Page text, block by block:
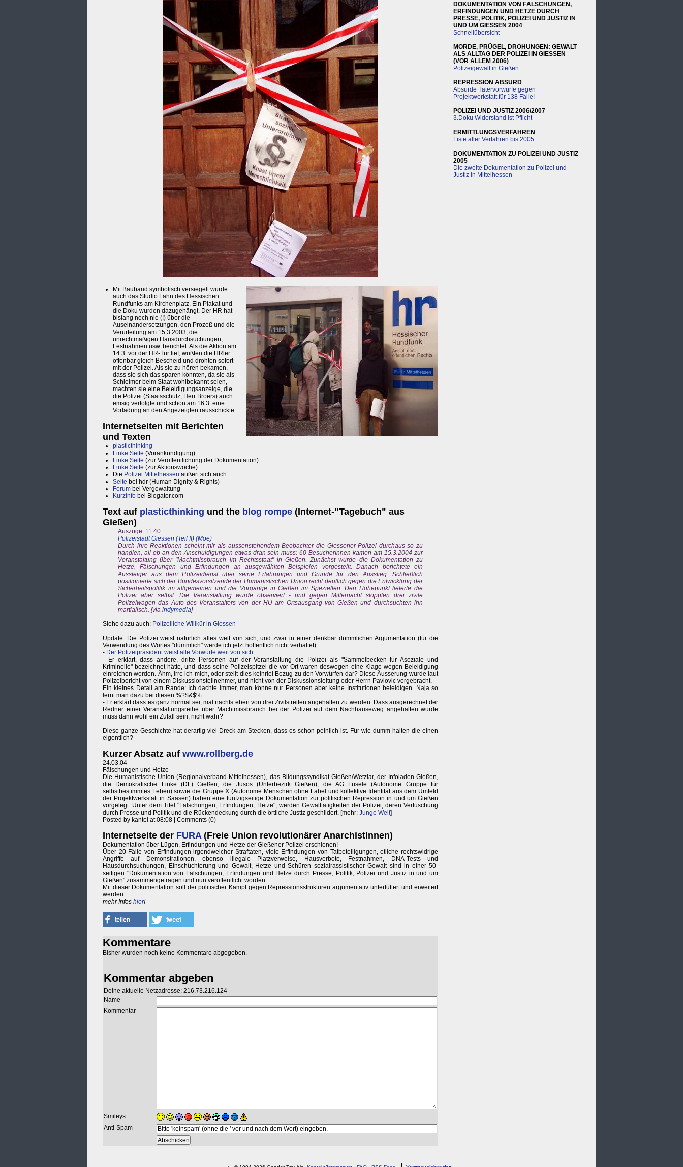
Mit Bauband symbolisch versiegelt wurde
auch das Studio Lahn des Hessischen
Rundfunks am Kirchenplatz. Ein Plakat und
die Doku wurden dazugehängt. Der HR hat
bislang noch nie (!) über die
Auseinandersetzungen, den Prozeß und die
Verurteilung am 15.3.2003, die
unrechtmäßigen Hausdurchsuchungen,
Festnahmen usw. berichtet. Als die Aktion am
14.3. vor der HR-Tür lief, wußten die HRler
offenbar gleich Bescheid und drohten sofort
mit der Polizei. Als sie zu hören bekamen,
dass sie sich das sparen könnten, da sie als
Schleimer beim Staat wohlbekannt seien,
machten sie eine Beleidigungsanzeige, die
die Polizei (Staatsschutz, Herr Broers) auch
emsig verfolgte und schon am 16.3. eine
Vorladung an den Angezeigten rausschickte.
Internetseiten mit Berichten
und Texten
plasticthinking
Linke Seite (Vorankündigung)
Linke Seite (zur Veröffentlichung der Dokumentation)
Linke Seite (zur Aktionswoche)
Die Polizei Mittelhessen äußert sich auch
Seite bei hdr (Human Dignity & Rights)
Forum bei Vergewaltung
Kurzinfo bei Blogator.com
Text auf plasticthinking und the blog rompe (Internet-"Tagebuch" aus
Gießen)
Auszüge: 11:40
Polizeistadt Giessen (Teil II) (Moe)
Durch ihre Reaktionen scheint mir als aussenstehendem Beobachter die Giessener Polizei durchaus so zu
handlen, all ob an den Anschuldigungen etwas dran sein muss: 60 BesucherInnen kamen am 15.3.2004 zur
Veranstaltung über "Machtmissbrauch im Rechtsstaat" in Gießen. Zunächst wurde die Dokumentation zu
Hetze, Fälschungen und Erfindungen an ausgewählten Beispielen vorgestellt. Danach berichtete ein
Aussteiger aus dem Polizeidienst über seine Erfahrungen und Gründe für den Ausstieg. Schließlich
positionierte sich der Bundesvorsitzende der Humanistischen Union recht deutlich gegen die Entwicklung der
Sicherheitspolitik im allgemeinen und die Vorgänge in Gießen im Speziellen. Den Höhepunkt lieferte die
Polizei aber selbst. Die Veranstaltung wurde observiert - und gegen Mitternacht stoppten drei zivile
Polizeiwagen das Auto des Veranstalters von der HU am Ortsausgang von Gießen und durchsuchten ihn
martialisch. [via indymedia]
Siehe dazu auch: Polizeiliche Willkür in Giessen
Update: Die Polizei weist natürlich alles weit von sich, und zwar in einer denkbar dümmlichen Argumentation (für die
Verwendung des Wortes "dümmlich" werde ich jetzt hoffentlich nicht verhaftet):
- Der Polizeipräsident weist alle Vorwürfe weit von sich
- Er erklärt, dass andere, dritte Personen auf der Veranstaltung die Polizei als "Sammelbecken für Asoziale und
Kriminelle" bezeichnet hätte, und dass seine Polizeispitzel die vor Ort waren deswegen eine Klage wegen Beleidigung
einreichen werden. Ähm, irre ich mich, oder stellt dies keinrlei Bezug zu den Vorwürfen dar? Diese Äusserung wurde laut
Polizeibericht von einem Diskussionsteilnehmer, und nicht von der Diskussionsleitung oder Herrn Pavlovic vorgebracht.
Ein kleines Detail am Rande: Ich dachte immer, man könne nur Personen aber keine Institutionen beleidigen. Naja so
lernt man dazu bei diesen %?$&$%.
- Er erklärt dass es ganz normal sei, mal nachts eben von drei Zivilstreifen angehalten zu werden. Dass ausgerechnet der
Redner einer Veranstaltungsreihe über Machtmissbrauch bei der Polizei auf dem Nachhauseweg angehalten wurde
muss dann wohl ein Zufall sein, nicht wahr?
Diese ganze Geschichte hat derartig viel Dreck am Stecken, dass es schon peinlich ist. Für wie dumm halten die einen
eigentlich?
Kurzer Absatz auf www.rollberg.de
24.03.04
Fälschungen und Hetze
Die Humanistische Union (Regionalverband Mittelhessen), das Bildungssyndikat Gießen/Wetzlar, der Infoladen Gießen,
die Demokratische Linke (DL) Gießen, die Jusos (Unterbezirk Gießen), die AG Füsele (Autonome Gruppe für
selbstbestimmtes Leben) sowie die Gruppe X (Autonome Menschen ohne Label und kollektive Identität aus dem Umfeld
der Projektwerkstatt in Saasen) haben eine fünfzigseitige Dokumentation zur politischen Repression in und um Gießen
vorgelegt. Unter dem Titel "Fälschungen, Erfindungen, Hetze", werden Gewalttätigkeiten der Polizei, deren Vertuschung
durch Presse und Politik und die Rückendeckung durch die örtliche Justiz geschildert. [mehr: Junge Welt]
Posted by kantel at 08:08 | Comments (0)
Internetseite der FURA(Freie Union revolutionärer AnarchistInnen)
Dokumentation über Lügen, Erfindungen und Hetze der Gießener Polizei erschienen!
Über 20 Fälle von Erfindungen irgendwelcher Straftaten, viele Erfindungen von Tatbeteiligungen, etliche rechtswidrige
Angriffe auf Demonstrationen, ebenso illegale Platzverweise, Hausverbote, Festnahmen, DNA-Tests und
Hausdurchsuchungen, Einschüchterung und Gewalt, Hetze und Schüren sozialrassistischer Gewalt sind in einer 50-
seitigen "Dokumentation von Fälschungen, Erfindungen und Hetze durch Presse, Politik, Polizei und Justiz in und um
Gießen" zusammengetragen und nun veröffentlicht worden.
Mit dieser Dokumentation soll der politischer Kampf gegen Repressionsstrukturen argumentativ unterfüttert und erweitert
werden.
mehr Infos hier!
Kommentare
Bisher wurden noch keine Kommentare abgegeben.
Kommentar abgeben
Deine aktuelle Netzadresse: 216.73.216.124
Name
Kommentar
Smileys
Anti-Spam
DOKUMENTATION VON FÄLSCHUNGEN,
ERFINDUNGEN UND HETZE DURCH
PRESSE, POLITIK, POLIZEI UND JUSTIZ IN
UND UM GIESSEN 2004
Schnellübersicht
MORDE, PRÜGEL, DROHUNGEN: GEWALT
ALS ALLTAG DER POLIZEI IN GIESSEN
(VOR ALLEM 2006)
Polizeigewalt in Gießen
REPRESSION ABSURD
Absurde Tätervorwürfe gegen
Projektwerkstatt für 138 Fälle!
POLIZEI UND JUSTIZ 2006/2007
3.Doku Widerstand ist Pflicht
ERMITTLUNGSVERFAHREN
Liste aller Verfahren bis 2005
DOKUMENTATION ZU POLIZEI UND JUSTIZ
2005
Die zweite Dokumentation zu Polizei und
Justiz in Mittelhessen